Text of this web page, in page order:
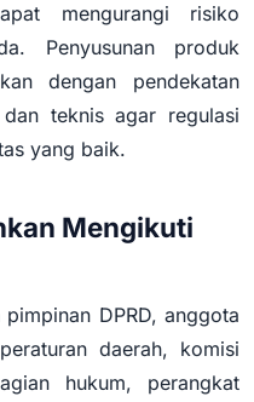
mengurangi risiko
Penyusunan produk
dengan pendekatan
teknis agar regulasi
yang baik.
Mengikuti
DPRD, anggota
daerah, komisi
hukum, perangkat